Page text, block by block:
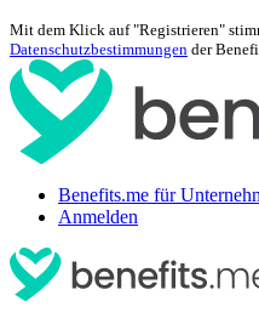
Mit dem Klick auf "Registrieren"
Datenschutzbestimmungen der
Benefits.me für
Anmelden